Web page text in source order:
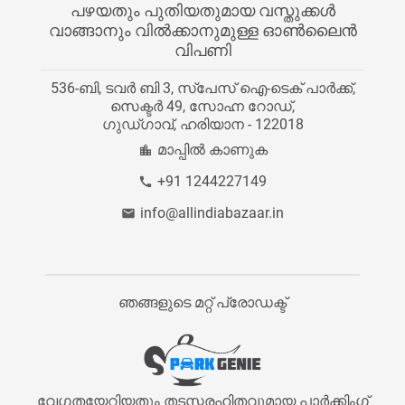
വിഭാഗം ഡയറക്‌ടറി
Instagram
തൊഴിലവസരങ്ങൾ
സൈറ്റ് മാപ്പ്
പഴയതും പുതിയതുമായ വസ്തുക്കൾ
വാങ്ങാനും വിൽക്കാനുമുള്ള ഓൺലൈൻ
വിപണി
536-ബി, ടവർ ബി 3, സ്പേസ് ഐ-ടെക് പാർക്ക്,
സെക്ടർ 49, സോഹ്ന റോഡ്,
ഗുഡ്ഗാവ്, ഹരിയാന - 122018
മാപ്പിൽ കാണുക
+91 1244227149
info@allindiabazaar.in
ഞങ്ങളുടെ മറ്റ് പ്രോഡക്ട്
വേഗതയേറിയതും തടസ്സരഹിതവുമായ പാർക്കിംഗ്